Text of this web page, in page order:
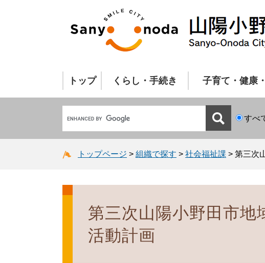
トップ くらし・手続き 子育て・健康
すべ
トップページ > 組織で探す > 社会福祉課 > 第三次
第三次山陽小野田市地
活動計画